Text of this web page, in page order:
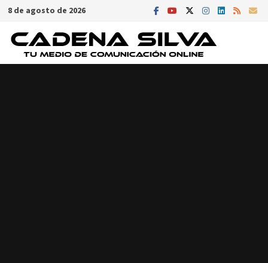
Saltar
contenido
8 de agosto de 2026